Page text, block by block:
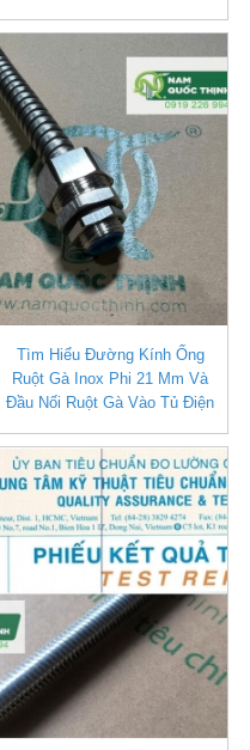
Tìm Hiểu Đường Kính Ống
Ruột Gà Inox Phi 21 Mm Và
Đầu Nối Ruột Gà Vào Tủ Điện